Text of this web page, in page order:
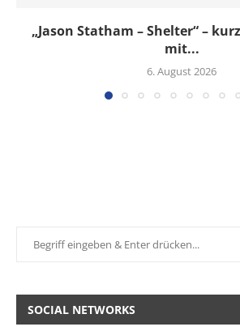
„Jason Statham – Shelter“ –
mit...
6. August 2026
SOCIAL NETWORKS